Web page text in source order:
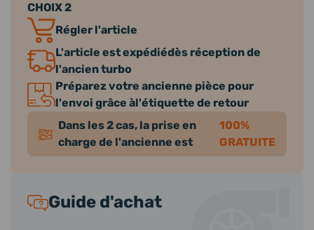
CHOIX 2
Régler l'article
L'article est expédiédès réception de
l'ancien turbo
Préparez votre ancienne pièce pour
l'envoi grâce àl'étiquette de retour
Dans les 2 cas, la prise en
charge de l'ancienne est
100%
GRATUITE
Guide d'achat